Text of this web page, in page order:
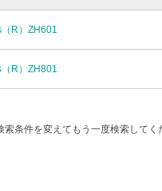
R）ZH601
R）ZH801
条件を変えてもう一度検索してく